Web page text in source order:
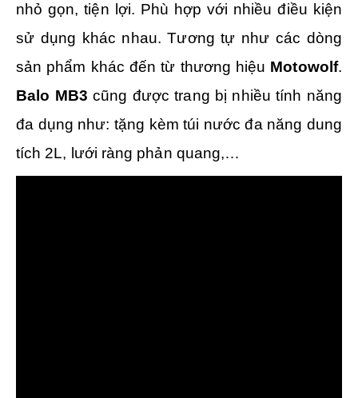
nhỏ gọn, tiện lợi. Phù hợp với nhiều điều kiện
sử dụng khác nhau. Tương tự như các dòng
sản phẩm khác đến từ thương hiệu Motowolf.
Balo MB3 cũng được trang bị nhiều tính năng
đa dụng như: tặng kèm túi nước đa năng dung
tích 2L, lưới ràng phản quang,…